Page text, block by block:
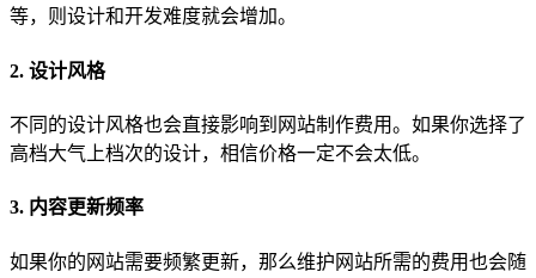
等，则设计和开发难度就会增加。
2. 设计风格
不同的设计风格也会直接影响到网站制作费用。如果你选择了
高档大气上档次的设计，相信价格一定不会太低。
3. 内容更新频率
如果你的网站需要频繁更新，那么维护网站所需的费用也会随